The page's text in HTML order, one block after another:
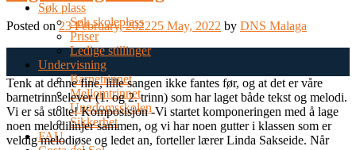
Søk plass
Søk skoleplass
Priser
Ledige stillinger
Undervisning
Barnetrinnet
Mellomtrinnet
Ungdomsskolen
Sikkerhet
FAU
Posted on23 February, 202225 May, 2022 by DNS Malaga
Tenk at denne fine, lille sangen ikke fantes før, og at det er våre
barnetrinnselever (1. og 2. trinn) som har laget både tekst og melodi.
Vi er så stolte! Komposisjon -Vi startet komponeringen med å lage
noen melodilinjer sammen, og vi har noen gutter i klassen som er
veldig melodiøse og ledet an, forteller lærer Linda Sakseide. Når